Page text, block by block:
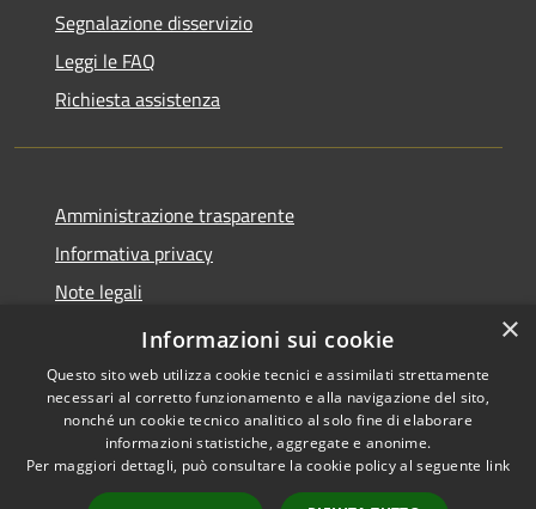
Segnalazione disservizio
Leggi le FAQ
Richiesta assistenza
Amministrazione trasparente
Informativa privacy
Note legali
Dichiarazione di accessibilità
Accessibilità
Copyright © 2026 • Comune di
Castel di Tora • Powered by
×
Informazioni sui cookie
Questo sito web utilizza cookie tecnici e assimilati strettamente
necessari al corretto funzionamento e alla navigazione del sito,
nonché un cookie tecnico analitico al solo fine di elaborare
informazioni statistiche, aggregate e anonime.
Per maggiori dettagli, può consultare la cookie policy al seguente link